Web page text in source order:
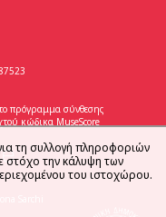
πρόγραμμα σύνθεσης
κώδικα MuseScore
τη συλλογή πληροφοριών
στόχο την κάλυψη των
του ιστοχώρου.